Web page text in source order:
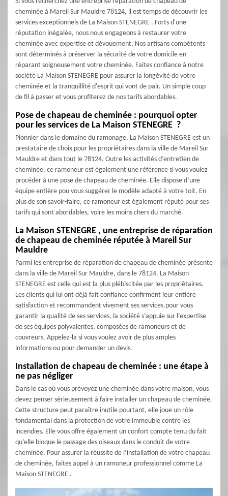
cheminée à Mareil Sur Mauldre 78124, il est temps de découvrir les
services exceptionnels de La Maison STENEGRE . Forts d'une
réputation inégalée, nous nous engageons à restaurer votre
cheminée avec expertise et dévouement. Nos artisans compétents
sont déterminés à préserver la sécurité de votre domicile en
réparant soigneusement votre cheminée. Faites confiance à notre
société La Maison STENEGRE pour assurer la longévité de votre
cheminée et la tranquillité d'esprit qui vont de pair. Un simple coup
de fil à passer et vous profiterez de nos tarifs abordables.
Pose de chapeau de cheminée : pourquoi opter
pour les services de La Maison STENEGRE ?
Pionnier dans le domaine du ramonage, La Maison STENEGRE est un
prestataire de choix pour les propriétaires dans la ville de Mareil Sur
Mauldre et dans tout le 78124. Outre les activités d’entretien de
cheminée, ce ramoneur est également une référence si vous voulez
procéder à une pose de chapeau de cheminée. Elle dispose d’une
équipe entière pou vous suggérer le modèle adapté à votre toit. En
plus de son savoir-faire, ce ramoneur est également réputé pour ses
tarifs qui sont abordables, voire les moins chers du marché.
La Maison STENEGRE , une entreprise de réparation
de chapeau de cheminée réputée à Mareil Sur
Mauldre
Parmi les entreprise de réparation de chapeau de cheminée présente
dans la ville de Mareil Sur Mauldre, dans le 78124, La Maison
STENEGRE est celle qui est la plus plébiscitée par les propriétaires.
Les clients qui lui ont déjà fait confiance confirment leur entière
satisfaction et recommandent vivement ses services.pour vous
garantir la qualité de ses services, la société s’appuie sur l’expertise
de ses équipes polyvalentes, composées de ramoneurs et de
couvreurs. Appelez-la si vous voulez avoir de plus amples
informations ou pour demander un devis.
Installation de chapeau de cheminée : une étape à
ne pas négliger
Dans le cas où vous prévoyez une cheminée dans votre maison, vous
devez penser sérieusement à faire installer un chapeau de cheminée.
Cette structure peut paraître inutile pourtant, elle joue un rôle
fondamental dans la protection de votre immeuble contre les
incendies. Elle vous offre également un confort compte tenu du fait
qu’elle bloque le passage des oiseaux dans le conduit de votre
cheminée. Pour assurer la réussite de l’installation de votre chapeau
de cheminée, faites appel à un ramoneur professionnel comme La
Maison STENEGRE .